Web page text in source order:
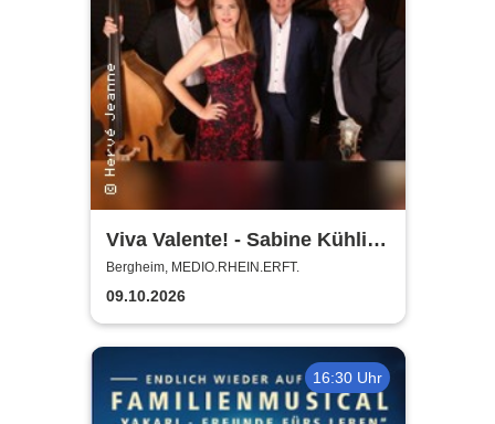
Viva Valente! - Sabine Kühlich
& Jörg Seidel Trio - Tribute to
Catarina Vatente
Bergheim, MEDIO.RHEIN.ERFT.
09.10.2026
16:30 Uhr